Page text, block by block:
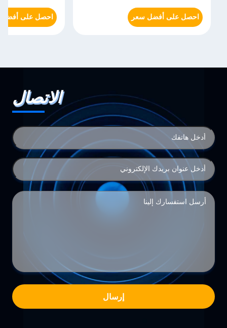
احصل على أفضل سعر احصل على
الاتصال
إرسال